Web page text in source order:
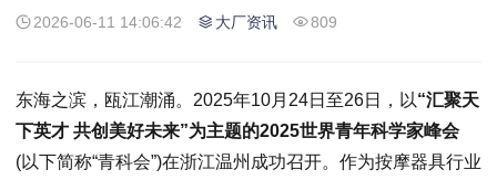
2026-06-11 14:06:42 大厂资讯 809
东海之滨，瓯江潮涌。2025年10月24日至26日，以“汇聚天
下英才 共创美好未来”为主题的2025世界青年科学家峰会
(以下简称“青科会”)在浙江温州成功召开。作为按摩器具行业